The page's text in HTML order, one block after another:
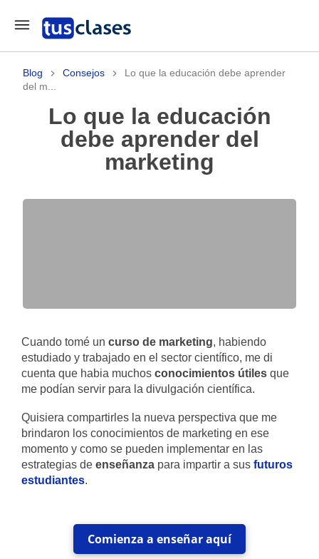
Blog Consejos
Lo que la educación debe aprender
del m...
Lo que la educación
debe aprender del
marketing
Cuando tomé un curso de marketing, habiendo
estudiado y trabajado en el sector científico, me di
cuenta que habia muchos conocimientos útiles que
me podían servir para la divulgación científica.
Quisiera compartirles la nueva perspectiva que me
brindaron los conocimientos de marketing en ese
momento y como se pueden implementar en las
estrategias de enseñanza para impartir a sus futuros
estudiantes.
Comienza a enseñar aquí